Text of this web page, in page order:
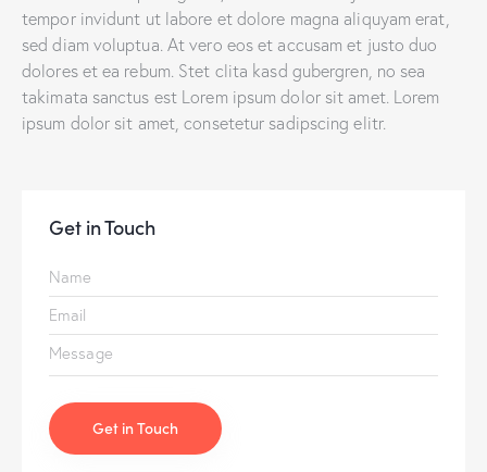
tempor invidunt ut labore et dolore magna aliquyam erat,
sed diam voluptua. At vero eos et accusam et justo duo
dolores et ea rebum. Stet clita kasd gubergren, no sea
takimata sanctus est Lorem ipsum dolor sit amet. Lorem
ipsum dolor sit amet, consetetur sadipscing elitr.
Get in Touch